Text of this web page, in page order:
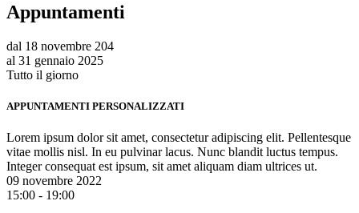
Appuntamenti
dal 18 novembre 204
al 31 gennaio 2025
Tutto il giorno
APPUNTAMENTI PERSONALIZZATI
Lorem ipsum dolor sit amet, consectetur adipiscing elit. Pellentesque
vitae mollis nisl. In eu pulvinar lacus. Nunc blandit luctus tempus.
Integer consequat est ipsum, sit amet aliquam diam ultrices ut.
09 novembre 2022
15:00 - 19:00